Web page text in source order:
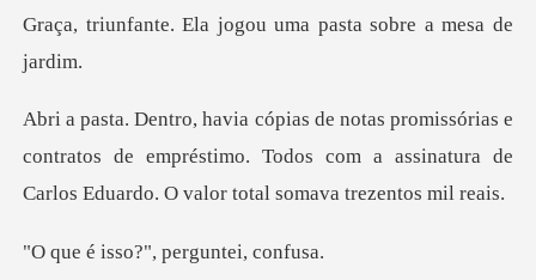
Graça, triunfante. El
s e
contratos de empréstimo. Todos com a assinatura de
o?", pergunt